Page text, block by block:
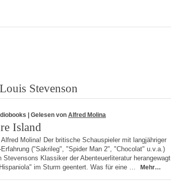
Stevenson
| Gelesen von Alfred Molina
Island
Alfred Molina! Der britische Schauspieler mit langjähriger
Erfahrung ("Sakrileg", "Spider Man 2", "Chocolat" u.v.a.)
Stevensons Klassiker der Abenteuerliteratur herangewagt
im Sturm geentert. Was für eine …
Mehr…